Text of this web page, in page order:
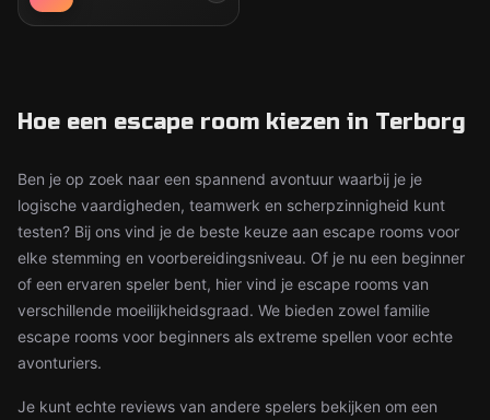
Hoe een escape room kiezen in Terborg
Ben je op zoek naar een spannend avontuur waarbij je je
logische vaardigheden, teamwerk en scherpzinnigheid kunt
testen? Bij ons vind je de beste keuze aan escape rooms voor
elke stemming en voorbereidingsniveau. Of je nu een beginner
of een ervaren speler bent, hier vind je escape rooms van
verschillende moeilijkheidsgraad. We bieden zowel familie
escape rooms voor beginners als extreme spellen voor echte
avonturiers.
Je kunt echte reviews van andere spelers bekijken om een